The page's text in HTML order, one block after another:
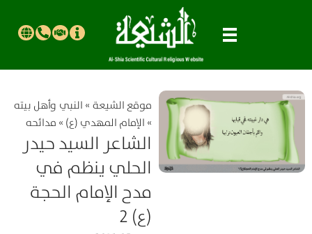
موقع الشیعة » النبي وأهل بيته
» الإمام المهدي (ع) » مدائحه
الشاعر السيد حيدر
الحلي ينظم في
مدح الإمام الحجة
(ع) 2